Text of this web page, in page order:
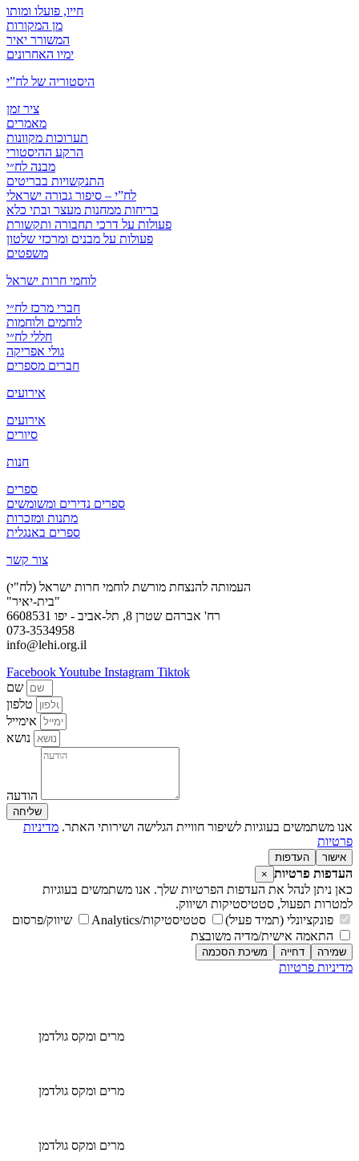
חייו, פועלו ומותו
מן המקורות
המשורר יאיר
ימיו האחרונים
היסטוריה של לח”י
ציר זמן
מאמרים
תערוכות מקוונות
הרקע ההיסטורי
מבנה לח״י
התנקשויות בבריטים
לח”י – סיפור גבורה ישראלי
בריחות ממחנות מעצר ובתי כלא
פעולות על דרכי תחבורה ותקשורת
פעולות על מבנים ומרכזי שלטון
משפטים
לוחמי חרות ישראל
חברי מרכז לח״י
לוחמים ולוחמות
חללי לח״י
גולי אפריקה
חברים מספרים
אירועים
אירועים
סיורים
חנות
ספרים
ספרים נדירים ומשומשים
מתנות ומזכרות
ספרים באנגלית
צור קשר
העמותה להנצחת מורשת לוחמי חרות ישראל (לח"י)
"בית-יאיר"
רח' אברהם שטרן 8, תל-אביב - יפו 6608531
073-3534958
info@lehi.org.il
FacebookYoutube Instagram Tiktok
שליחה
אנו משתמשים בעוגיות לשיפור חוויית הגלישה ושירותי האתר. מדיניות
פרטיות
אישור העדפות
העדפות פרטיות ×
כאן ניתן לנהל את העדפות הפרטיות שלך. אנו משתמשים בעוגיות
למטרות תפעול, סטטיסטיקות ושיווק.
פונקציונלי (תמיד פעיל)
סטטיסטיקות/Analytics
שיווק/פרסום
התאמה אישית/מדיה משובצת
שמירה דחייה משיכת הסכמה
מדיניות פרטיות
מרים ומקס גולדמן
מרים ומקס גולדמן
מרים ומקס גולדמן